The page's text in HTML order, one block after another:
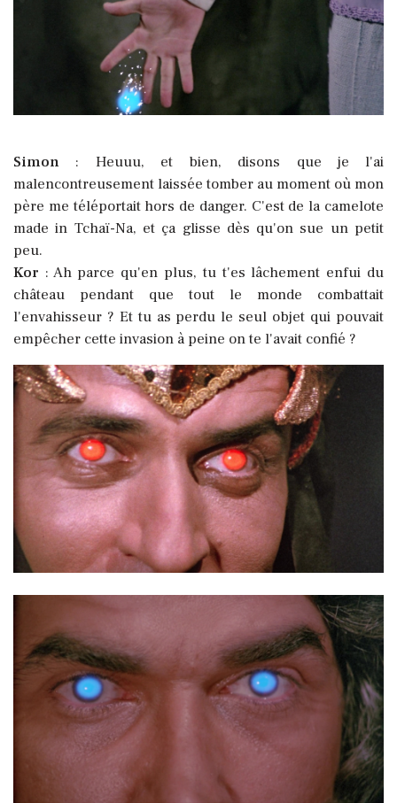
Simon : Heuuu, et bien, disons que je l'ai
malencontreusement laissée tomber au moment où mon
père me téléportait hors de danger. C'est de la camelote
made in Tchaï-Na, et ça glisse dès qu'on sue un petit
peu.
Kor : Ah parce qu'en plus, tu t'es lâchement enfui du
château pendant que tout le monde combattait
l'envahisseur ? Et tu as perdu le seul objet qui pouvait
empêcher cette invasion à peine on te l'avait confié ?